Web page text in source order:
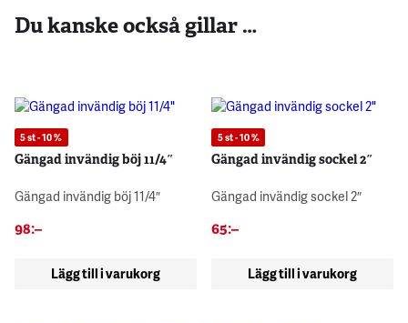
Du kanske också gillar …
5 st - 10 %
Gängad invändig böj 11/4″
Gängad invändig böj 11/4″
98:–
Lägg till i varukorg
5 st - 10 %
Gängad invändig sockel 2″
Gängad invändig sockel 2″
65:–
Lägg till i varukorg